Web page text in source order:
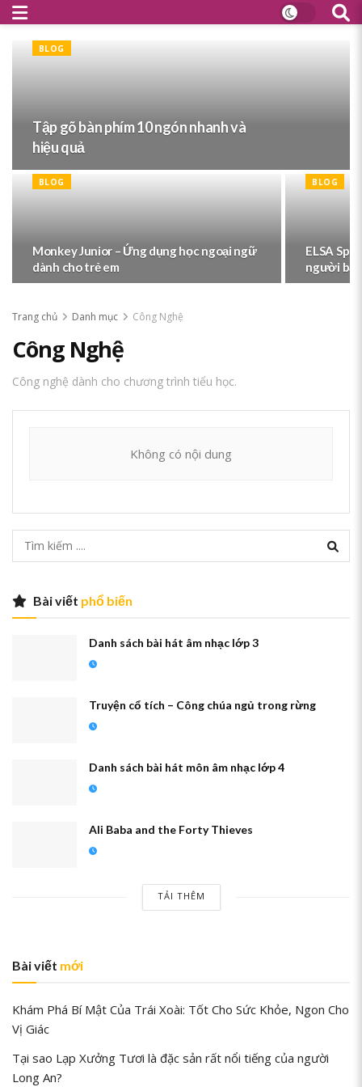
BLOG
Tập gõ bàn phím 10 ngón nhanh và
hiệu quả
BLOG
Monkey Junior – Ứng dụng học ngoại ngữ
dành cho trẻ em
BLOG
ELSA
người
Trang chủ Danh mục Công Nghệ
Công Nghệ
Công nghệ dành cho chương trình tiểu học.
Không có nội dung
Bài viết phổ biến
Danh sách bài hát âm nhạc lớp 3
Truyện cổ tích – Công chúa ngủ trong rừng
Danh sách bài hát môn âm nhạc lớp 4
Ali Baba and the Forty Thieves
TẢI THÊM
Bài viết mới
Khám Phá Bí Mật Của Trái Xoài: Tốt Cho Sức Khỏe, Ngon Cho
Vị Giác
Tại sao Lạp Xưởng Tươi là đặc sản rất nổi tiếng của người
Long An?